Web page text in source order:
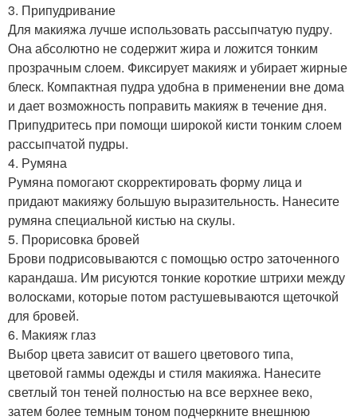
3. Припудривание
Для макияжа лучше использовать рассыпчатую пудру.
Она абсолютно не содержит жира и ложится тонким
прозрачным слоем. Фиксирует макияж и убирает жирные
блеск. Компактная пудра удобна в применении вне дома
и дает возможность поправить макияж в течение дня.
Припудритесь при помощи широкой кисти тонким слоем
рассыпчатой пудры.
4. Румяна
Румяна помогают скорректировать форму лица и
придают макияжу большую выразительность. Нанесите
румяна специальной кистью на скулы.
5. Прорисовка бровей
Брови подрисовываются с помощью остро заточенного
карандаша. Им рисуются тонкие короткие штрихи между
волосками, которые потом растушевываются щеточкой
для бровей.
6. Макияж глаз
Выбор цвета зависит от вашего цветового типа,
цветовой гаммы одежды и стиля макияжа. Нанесите
светлый тон теней полностью на все верхнее веко,
затем более темным тоном подчеркните внешнюю